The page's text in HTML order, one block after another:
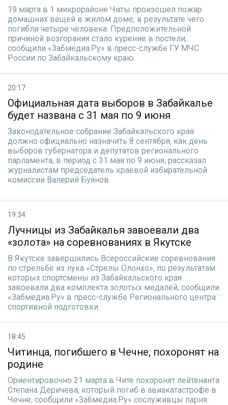
19 марта в 1 микрорайоне Читы произошел пожар
домашних вещей в жилом доме, в результате чего
погибли четыре человека. Предположительной
причиной возгорания стало курение в постели,
сообщили «Забмедиа.Ру» в пресс-службе ГУ МЧС
России по Забайкальскому краю.
20:17
Официальная дата выборов в Забайкалье
будет названа с 31 мая по 9 июня
Законодательное собрание Забайкальского края
должно официально назначить 8 сентября, как день
выборов губернатора и депутатов регионального
парламента, в период с 31 мая по 9 июня, рассказал
журналистам председатель краевой избирательной
комиссии Валерий Буянов.
19:34
Лучницы из Забайкалья завоевали два
«золота» на соревнованиях в Якутске
В Якутске завершились Всероссийские соревнования
по стрельбе из лука «Стрелы Олонхо», по результатам
которых спортсмены из Забайкальского края
завоевали два комплекта золотых медалей, сообщили
«Забмедиа.Ру» в пресс-службе Регионального центра
спортивной подготовки.
18:45
Читинца, погибшего в Чечне, похоронят на
родине
Ориентировочно 21 марта в Чите похоронят лейтенанта
Степана Деричева, который погиб в авиакатастрофе в
Чечне, сообщили «Забмедиа.Ру» сослуживцы парня.